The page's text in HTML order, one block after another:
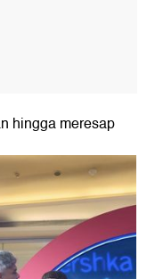
hingga meresap